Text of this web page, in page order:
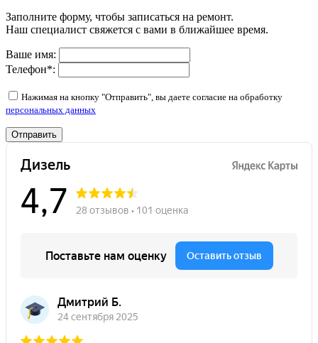
Заполните форму, чтобы записаться на ремонт.
Наш специалист свяжется с вами в ближайшее время.
Ваше имя:
Телефон*:
Нажимая на кнопку "Отправить", вы даете согласие на обработку
персональных данных
Отправить